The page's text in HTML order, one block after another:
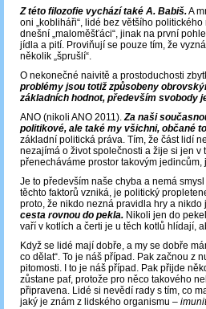
Z této filozofie vychází také A. Babiš.A
oni „kobliháři“, lidé bez většího
dnešní „maloměšťáci“, jinak na první
jídla a pití. Proviňují se pouze tím, že
několik „šprušlí“.
O nekonečné naivitě a prostoduchosti
problémy jsou totiž způsobeny
základních hodnot, především svobody
ANO (nikoli ANO 2011).Za naši
politikové, ale také my všichni, občané
základní politická práva. Tím, že část lidí
nezajímá o život společnosti a žije si jen v
přenecháváme prostor takovým jedincům,
Je to především naše chyba a nemá
těchto faktorů vzniká, je politický
proto, že nikdo nezná pravidla hry a nikdo
cesta rovnou do pekla. Nikoli jen do
vaří v kotlích a čerti je u těch kotlů hlídají,
Když se lidé mají dobře, a my se dobře
co dělat“. To je náš případ. Pak začnou z
pitomosti. I to je náš případ. Pak přijde
zůstane paf, protože pro něco takového
připravena. Lidé si nevědí rady s tím, co
jaký je znám z lidského organismu –